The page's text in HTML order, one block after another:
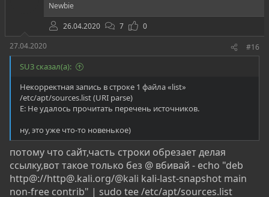
в
Newbie
26.04.2020
7
0
27.04.2020
#16
SU3 сказал(а):
Некорректная запись в строке 1 файла «list»
/etc/apt/sources.list (URI parse)
E: Не удалось прочитать перечень источников.
ну, это уже что-то новенькое)
потому что сайт,часть строки обрезает делая
ссылку,вот такое только без @ вбивай - echo "deb
http@://http@.kali.org/@kali kali-last-snapshot main
non-free contrib" | sudo tee /etc/apt/sources.list